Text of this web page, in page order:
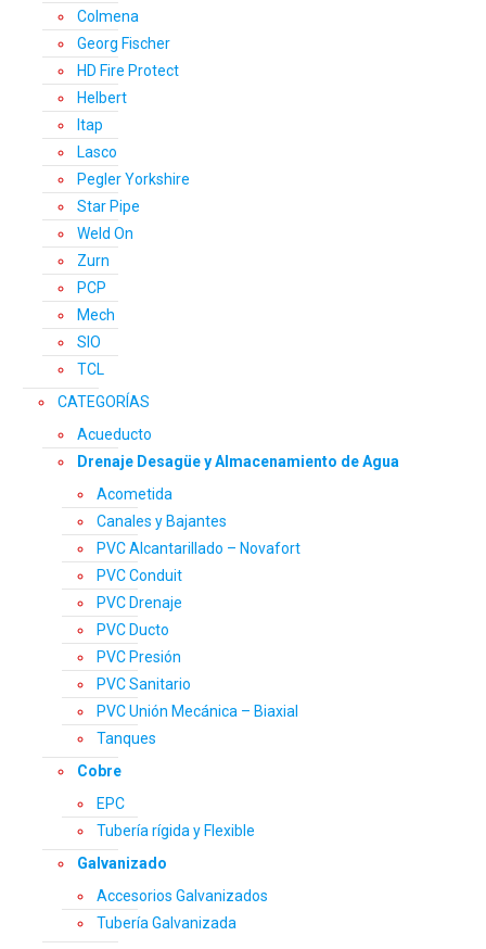
Colmena
Georg Fischer
HD Fire Protect
Helbert
Itap
Lasco
Pegler Yorkshire
Star Pipe
Weld On
Zurn
PCP
Mech
SIO
TCL
CATEGORÍAS
Acueducto
Drenaje Desagüe y Almacenamiento de Agua
Acometida
Canales y Bajantes
PVC Alcantarillado – Novafort
PVC Conduit
PVC Drenaje
PVC Ducto
PVC Presión
PVC Sanitario
PVC Unión Mecánica – Biaxial
Tanques
Cobre
EPC
Tubería rígida y Flexible
Galvanizado
Accesorios Galvanizados
Tubería Galvanizada